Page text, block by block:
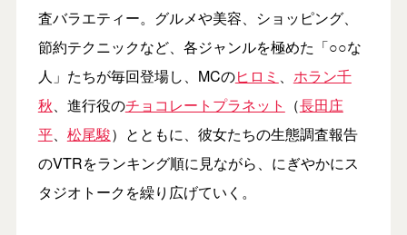
査バラエティー。グルメや美容、ショッピング、
節約テクニックなど、各ジャンルを極めた「○○な
人」たちが毎回登場し、MCのヒロミ 、 ホラン千
秋、進行役のチョコレートプラネット （長田庄
平、 松尾駿）とともに、彼女たちの生態調査報告
のVTRをランキング順に見ながら、にぎやかにス
タジオトークを繰り広げていく。